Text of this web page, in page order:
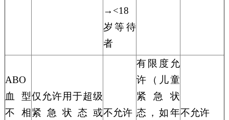
→<18
岁等待
者
ABO
血型
不相
仅允许用于超级
紧急状态或不允许
有限度允
许（儿童
紧急状
态，如年不允许